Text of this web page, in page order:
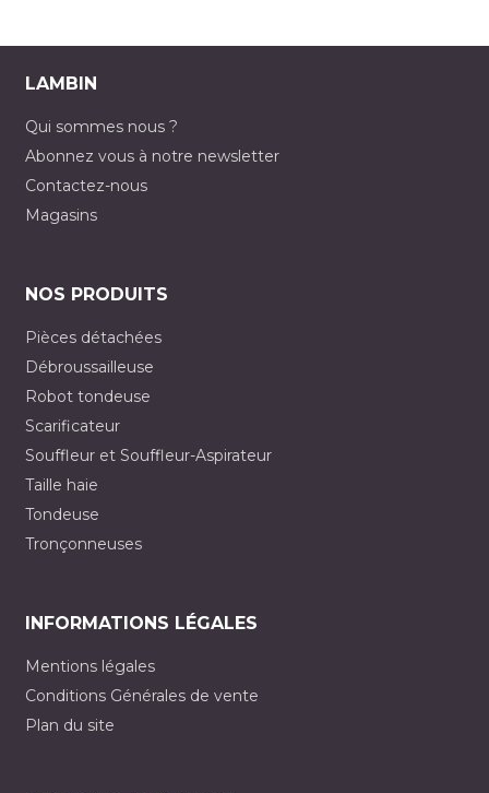
LAMBIN
Qui sommes nous ?
Abonnez vous à notre newsletter
Contactez-nous
Magasins
NOS PRODUITS
Pièces détachées
Débroussailleuse
Robot tondeuse
Scarificateur
Souffleur et Souffleur-Aspirateur
Taille haie
Tondeuse
Tronçonneuses
INFORMATIONS LÉGALES
Mentions légales
Conditions Générales de vente
Plan du site